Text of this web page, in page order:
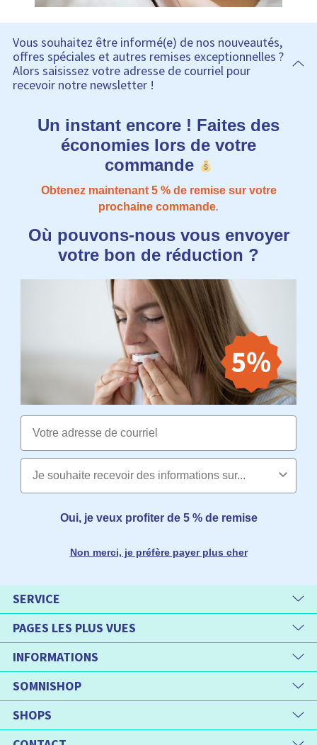
Vous souhaitez être informé(e) de nos nouveautés,
offres spéciales et autres remises exceptionnelles ?
Alors saisissez votre adresse de courriel pour
recevoir notre newsletter !
Un instant encore ! Faites des
économies lors de votre
commande
Obtenez maintenant 5​​ % de remise sur votre
prochaine commande.
Où pouvons-nous vous envoyer
votre bon de réduction ?
Email
Oui, je veux profiter de 5 % de remise
Non merci, je préfère payer plus cher
SERVICE
PAGES LES PLUS VUES
INFORMATIONS
SOMNISHOP
SHOPS